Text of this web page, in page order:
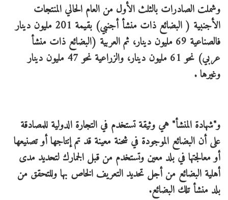
وشملت الصادرات بالثلث الأول من العام الحالي المنتجات
الأجنبية ( البضائع ذات منشأ أجنبي) بقيمة 201 مليون دينار
فالصناعية 69 مليون دينار، ثم العربية (البضائع ذات منشأ
عربي) نحو 61 مليون دينار، والزراعية نحو 47 مليون دينار
وغيرها .
و"شهادة المنشأ" هي وثيقة تستخدم في التجارة الدولية للمصادقة
على أن البضائع الموجودة في شحنة معينة قد تم إنتاجها أو تصنيعها
أو معالجتها في بلد معين وتستخدم من قبل الجمارك لتحديد مدى
أهلية البضائع من أجل تحديد التعريف الخاص بها وللتحقق من
بلد منشأ تلك البضائع.